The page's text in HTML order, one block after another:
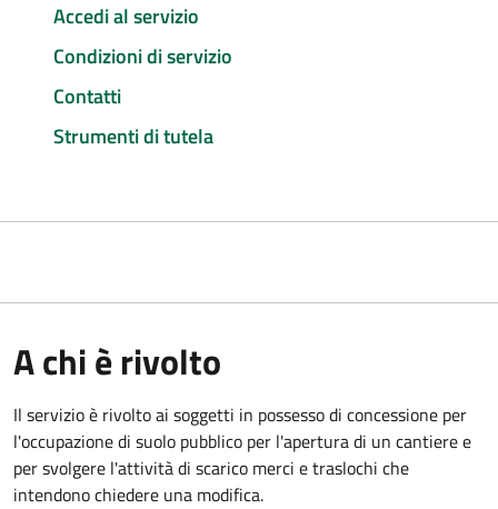
Accedi al servizio
Condizioni di servizio
Contatti
Strumenti di tutela
A chi è rivolto
Il servizio è rivolto ai soggetti in possesso di concessione per
l'occupazione di suolo pubblico per l'apertura di un cantiere e
per svolgere l'attività di scarico merci e traslochi che
intendono chiedere una modifica.